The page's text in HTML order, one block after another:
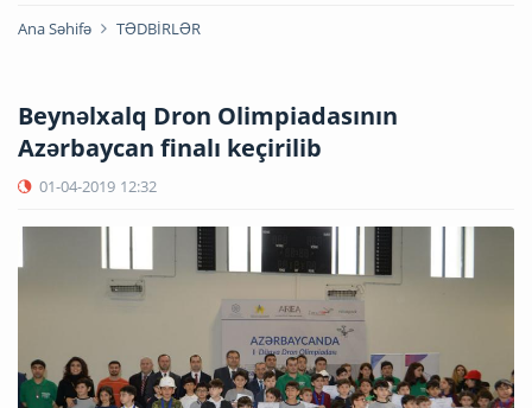
Ana Səhifə TƏDBİRLƏR
Beynəlxalq Dron Olimpiadasının
Azərbaycan finalı keçirilib
01-04-2019 12:32